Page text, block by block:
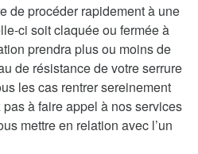
de procéder rapidement à une
ci soit claquée ou fermée à
prendra plus ou moins de
de résistance de votre serrure
les cas rentrer sereinement
à faire appel à nos services
mettre en relation avec l’un